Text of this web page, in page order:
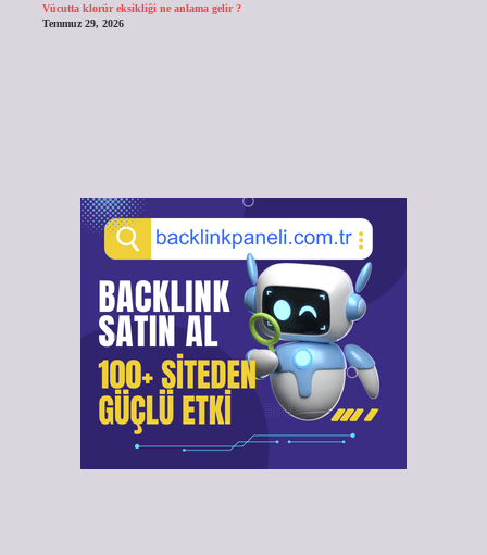
Vücutta klorür eksikliği ne anlama gelir ?
Temmuz 29, 2026